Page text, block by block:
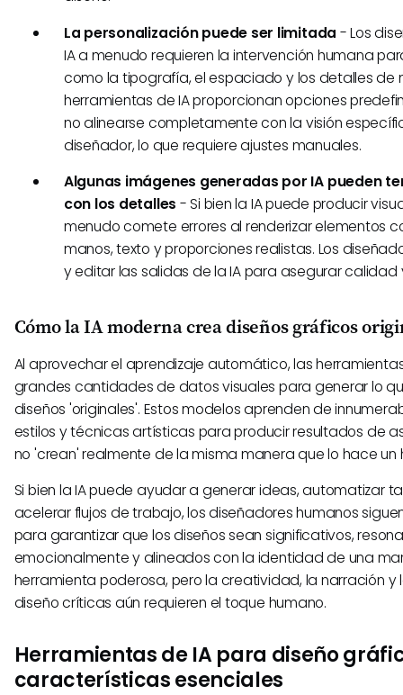
La personalización puede ser limitada - Los
IA a menudo requieren la intervención humana
como la tipografía, el espaciado y los detalles de
herramientas de IA proporcionan opciones
no alinearse completamente con la visión
diseñador, lo que requiere ajustes manuales.
Algunas imágenes generadas por IA pueden
con los detalles - Si bien la IA puede producir
menudo comete errores al renderizar elementos
manos, texto y proporciones realistas. Los
y editar las salidas de la IA para asegurar calidad
Cómo la IA moderna crea diseños gráficos
Al aprovechar el aprendizaje automático, las
grandes cantidades de datos visuales para generar lo
diseños 'originales'. Estos modelos aprenden de
estilos y técnicas artísticas para producir resultados de
no 'crean' realmente de la misma manera que lo hace un
Si bien la IA puede ayudar a generar ideas, automatizar
acelerar flujos de trabajo, los diseñadores humanos
para garantizar que los diseños sean significativos,
emocionalmente y alineados con la identidad de una
herramienta poderosa, pero la creatividad, la narración y
diseño críticas aún requieren el toque humano.
Herramientas de IA para diseño
características esenciales